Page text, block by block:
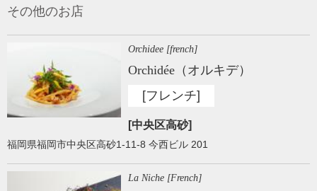
その他のお店
Orchidee [french]
Orchidée（オルキデ）
[フレンチ]
[中央区高砂]
福岡県福岡市中央区高砂1-11-8 今西ビル 201
La Niche [French]